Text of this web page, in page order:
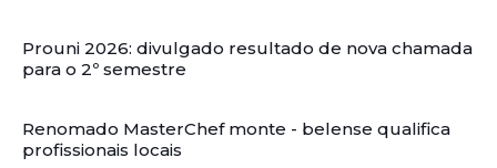
Prouni 2026: divulgado resultado de nova chamada
para o 2º semestre
Renomado MasterChef monte - belense qualifica
profissionais locais